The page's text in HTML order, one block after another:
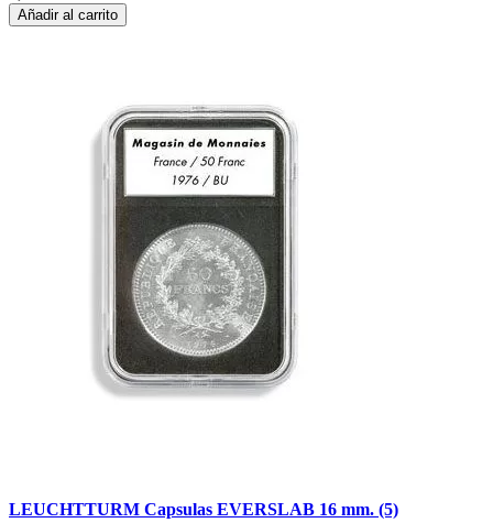
Añadir al carrito
LEUCHTTURM Capsulas EVERSLAB 16 mm. (5)